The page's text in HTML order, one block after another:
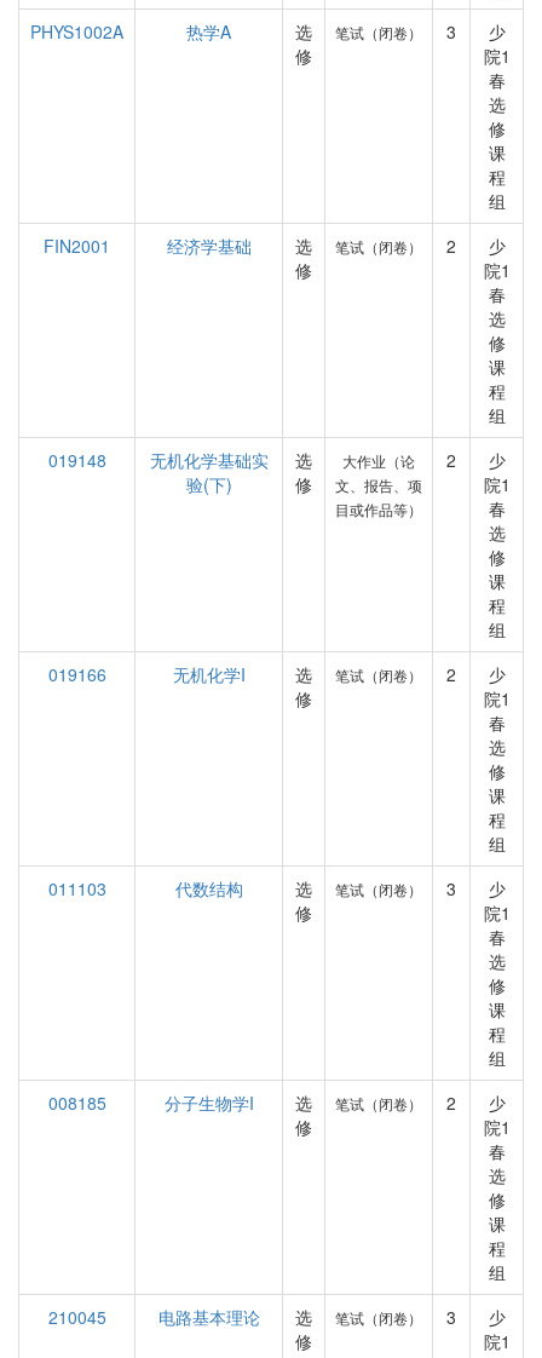
PHYS1002A
热学A
选
修
笔试（闭卷） 3
少
院1
春
选
修
课
程
组
FIN2001
经济学基础
选
修
笔试（闭卷） 2
少
院1
春
选
修
课
程
组
019148
无机化学基础实
验(下)
选
修
大作业（论
文、报告、项
目或作品等）
2
少
院1
春
选
修
课
程
组
019166
无机化学I
选
修
笔试（闭卷） 2
少
院1
春
选
修
课
程
组
011103
代数结构
选
修
笔试（闭卷） 3
少
院1
春
选
修
课
程
组
008185
分子生物学I
选
修
笔试（闭卷） 2
少
院1
春
选
修
课
程
组
210045
电路基本理论
选
修
笔试（闭卷） 3
少
院1